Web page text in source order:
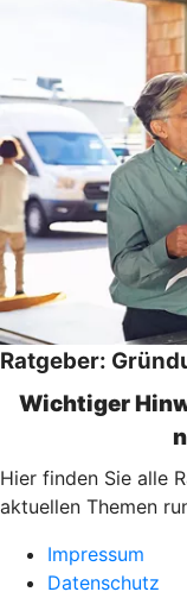
Ratgeber:
Wichtiger
Hier finden Sie alle
aktuellen Themen
Impressum
Datenschutz